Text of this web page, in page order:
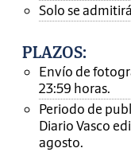
Solo se
PLAZOS:
Envío de
23:59 horas.
Periodo de
Diario Vasco
agosto.